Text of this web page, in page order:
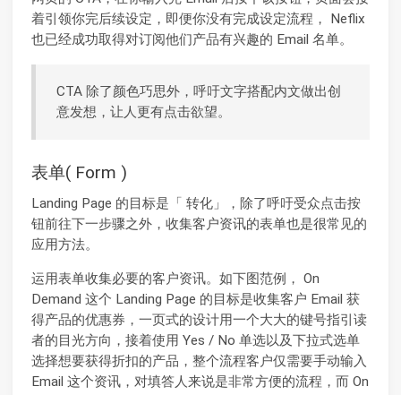
着引领你完后续设定，即便你没有完成设定流程， Neflix
也已经成功取得对订阅他们产品有兴趣的 Email 名单。
CTA 除了颜色巧思外，呼吁文字搭配内文做出创
意发想，让人更有点击欲望。
表单( Form )
Landing Page 的目标是「 转化」，除了呼吁受众点击按
钮前往下一步骤之外，收集客户资讯的表单也是很常见的
应用方法。
运用表单收集必要的客户资讯。如下图范例， On
Demand 这个 Landing Page 的目标是收集客户 Email 获
得产品的优惠券，一页式的设计用一个大大的键号指引读
者的目光方向，接着使用 Yes / No 单选以及下拉式选单
选择想要获得折扣的产品，整个流程客户仅需要手动输入
Email 这个资讯，对填答人来说是非常方便的流程，而 On